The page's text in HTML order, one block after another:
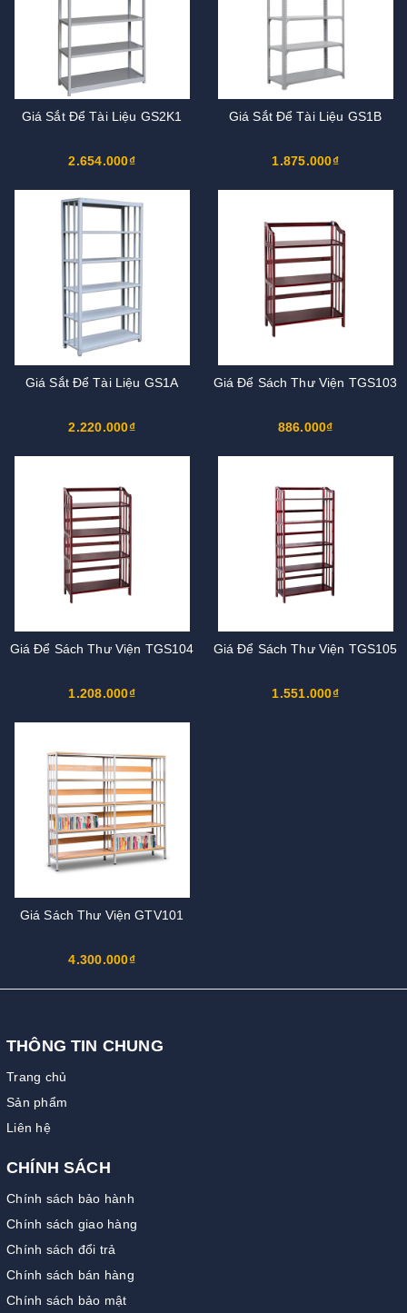
Giá Sắt Để Tài Liệu GS2K1
2.654.000₫
Giá Sắt Để Tài Liệu GS1B
1.875.000₫
Giá Sắt Để Tài Liệu GS1A
2.220.000₫
Giá Để Sách Thư Viện TGS103
886.000₫
Giá Để Sách Thư Viện TGS104
1.208.000₫
Giá Để Sách Thư Viện TGS105
1.551.000₫
Giá Sách Thư Viện GTV101
4.300.000₫
THÔNG TIN CHUNG
Trang chủ
Sản phẩm
Liên hệ
CHÍNH SÁCH
Chính sách bảo hành
Chính sách giao hàng
Chính sách đổi trả
Chính sách bán hàng
Chính sách bảo mật